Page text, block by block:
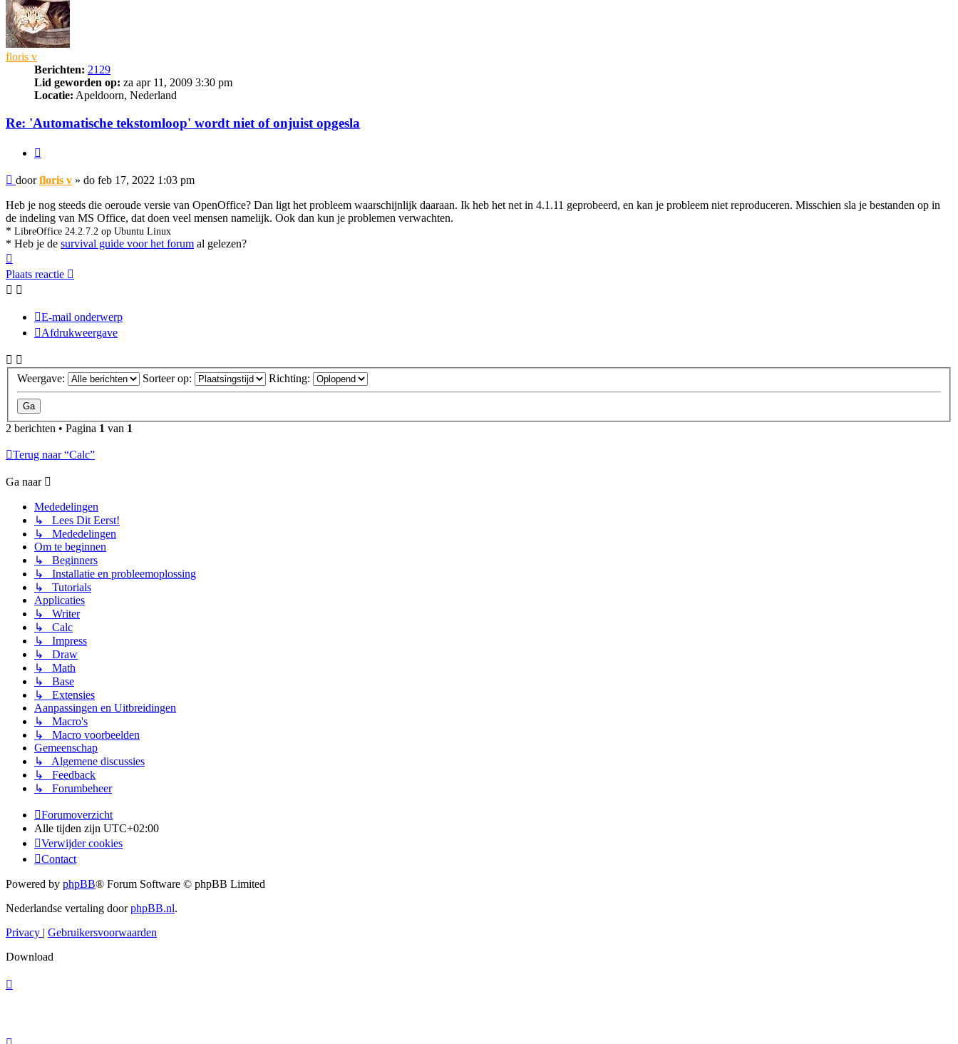
floris v
Berichten: 2129
Lid geworden op: za apr 11, 2009 3:30 pm
Locatie: Apeldoorn, Nederland
Re: 'Automatische tekstomloop' wordt niet of onjuist opgesla
Bericht
doorfloris v » do feb 17, 2022 1:03 pm
Heb je nog steeds die oeroude versie van OpenOffice? Dan ligt het probleem waarschijnlijk daaraan. Ik heb het net in 4.1.11 geprobeerd, en kan je probleem niet reproduceren. Misschien sla je bestanden op in
de indeling van MS Office, dat doen veel mensen namelijk. Ook dan kun je problemen verwachten.
* LibreOffice 24.2.7.2 op Ubuntu Linux
* Heb je de survival guide voor het forum al gelezen?
Plaats reactie
E-mail onderwerp
Afdrukweergave
Weergave: Sorteer op: Richting:
2 berichten • Pagina 1 van 1
Terug naar “Calc”
Ga naar
Mededelingen
↳ Lees Dit Eerst!
↳ Mededelingen
Om te beginnen
↳ Beginners
↳ Installatie en probleemoplossing
↳ Tutorials
Applicaties
↳ Writer
↳ Calc
↳ Impress
↳ Draw
↳ Math
↳ Base
↳ Extensies
Aanpassingen en Uitbreidingen
↳ Macro's
↳ Macro voorbeelden
Gemeenschap
↳ Algemene discussies
↳ Feedback
↳ Forumbeheer
Forumoverzicht
Alle tijden zijn UTC+02:00
Verwijder cookies
Contact
Powered by phpBB® Forum Software © phpBB Limited
Nederlandse vertaling doorphpBB.nl.
Privacy
Gebruikersvoorwaarden
Download